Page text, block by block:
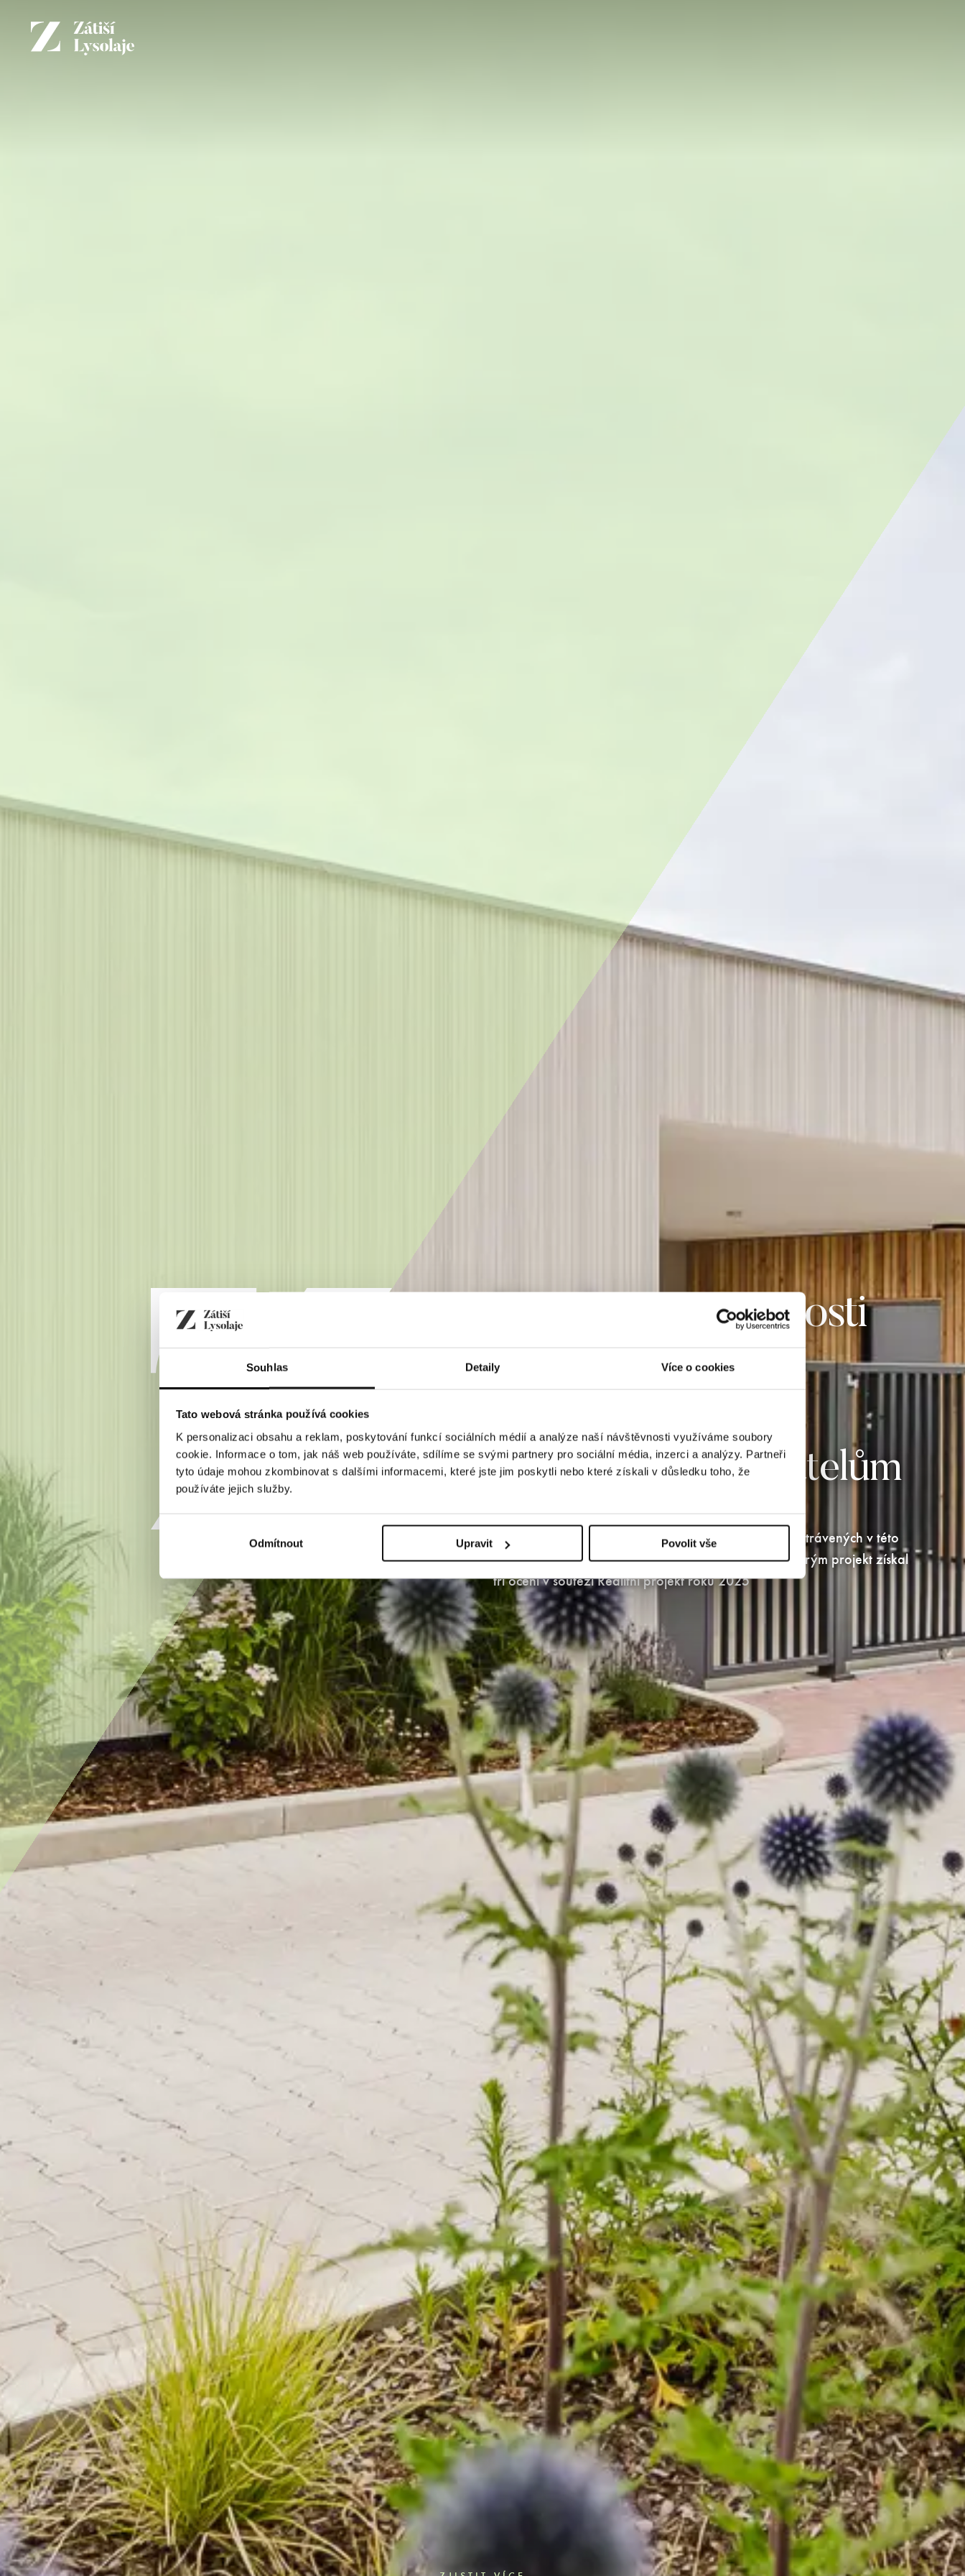
Souhlas Detaily Více o cookies
Tato webová stránka používá cookies
K personalizaci obsahu a reklam, poskytování funkcí sociálních médií a analýze naší návštěvnosti využíváme soubory
cookie. Informace o tom, jak náš web používáte, sdílíme se svými partnery pro sociální média, inzerci a analýzy. Partneři
tyto údaje mohou zkombinovat s dalšími informacemi, které jste jim poskytli nebo které získali v důsledku toho, že
používáte jejich služby.
Odmítnout Upravit Povolit vše
Všechny nemovitosti
v projektu jsou
Děkujeme dodavatelům
Majitelům nemovitosti přejeme mnoho krásných chvil strávených v této
lokalitě. Děkujeme všem, kteří nám dali hlas a díky kterým projekt získal
tři ocení v soutěži Realitní projekt roku 2025